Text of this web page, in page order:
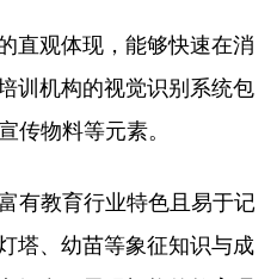
直观体现，能够快速在消
训机构的视觉识别系统包
传物料等元素。​
有教育行业特色且易于记
塔、幼苗等象征知识与成